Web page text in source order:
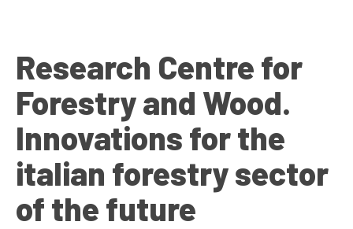
Research Centre for
Forestry and Wood.
Innovations for the
italian forestry sector
of the future